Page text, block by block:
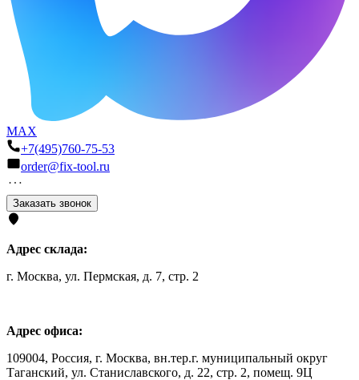
MAX
+7(495)760-75-53
order@fix-tool.ru
Заказать звонок
Адрес склада:
г. Москва, ул. Пермская, д. 7, стр. 2
Адрес офиса:
109004, Россия, г. Москва, вн.тер.г. муниципальный округ
Таганский, ул. Станиславского, д. 22, стр. 2, помещ. 9Ц